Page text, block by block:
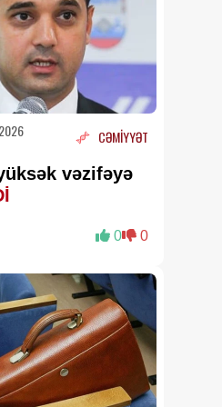
CƏMİYYƏT
vəzifəyə
0 0